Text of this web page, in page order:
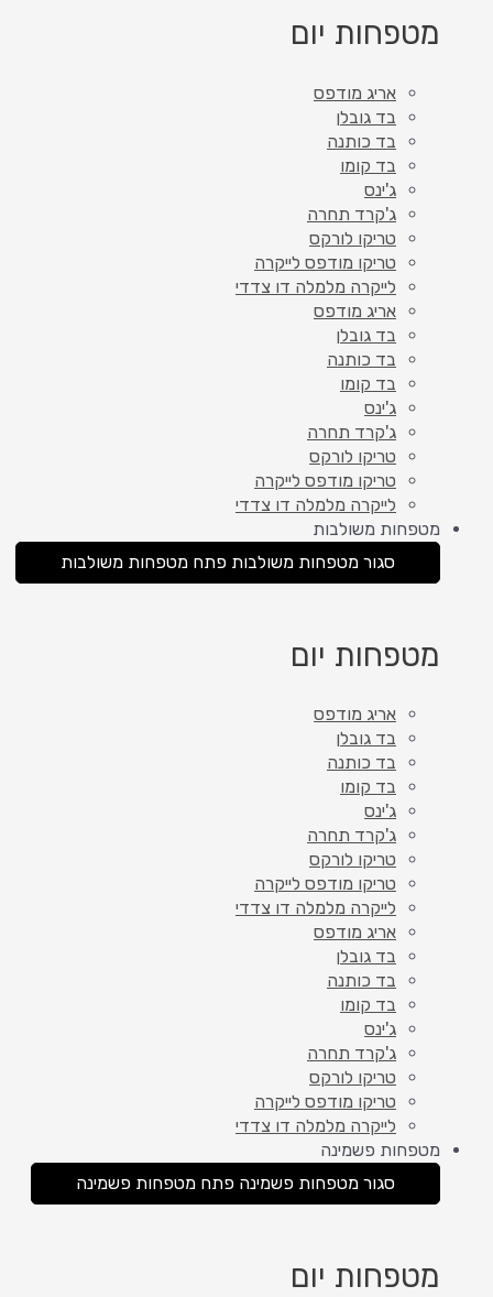
מטפחות יום
אריג מודפס
בד גובלן
בד כותנה
בד קומו
ג'ינס
ג'קרד תחרה
טריקו לורקס
טריקו מודפס לייקרה
לייקרה מלמלה דו צדדי
אריג מודפס
בד גובלן
בד כותנה
בד קומו
ג'ינס
ג'קרד תחרה
טריקו לורקס
טריקו מודפס לייקרה
לייקרה מלמלה דו צדדי
מטפחות משולבות
סגור מטפחות משולבות פתח מטפחות משולבות
מטפחות יום
אריג מודפס
בד גובלן
בד כותנה
בד קומו
ג'ינס
ג'קרד תחרה
טריקו לורקס
טריקו מודפס לייקרה
לייקרה מלמלה דו צדדי
אריג מודפס
בד גובלן
בד כותנה
בד קומו
ג'ינס
ג'קרד תחרה
טריקו לורקס
טריקו מודפס לייקרה
לייקרה מלמלה דו צדדי
מטפחות פשמינה
סגור מטפחות פשמינה פתח מטפחות פשמינה
מטפחות יום